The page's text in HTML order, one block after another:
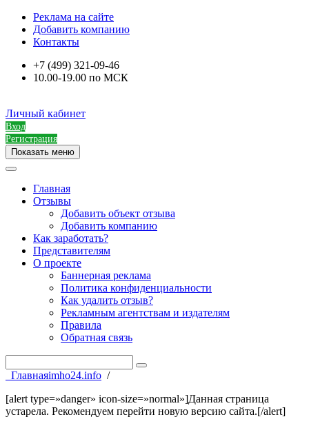
Реклама на сайте
Добавить компанию
Контакты
+7 (499) 321-09-46
10.00-19.00 по МСК
Личный кабинет
Вход
Регистрация
Показать меню
Главная
Отзывы
Добавить объект отзыва
Добавить компанию
Как заработать?
Представителям
О проекте
Баннерная реклама
Политика конфиденциальности
Как удалить отзыв?
Рекламным агентствам и издателям
Правила
Обратная связь
Главнаяimho24.info /
[alert type=»danger» icon-size=»normal»]Данная страница
устарела. Рекомендуем перейти новую версию сайта.[/alert]